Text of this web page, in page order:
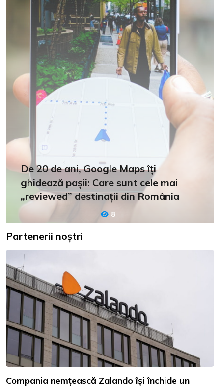
De 20 de ani, Google Maps îți
ghidează pașii: Care sunt cele mai
„reviewed” destinații din România
8
Partenerii noștri
Compania nemțească Zalando își închide un